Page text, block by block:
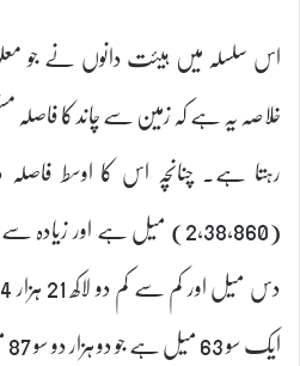
اس سلسلہ میں ہیئت دانوں نے جو
خلاصہ یہ ہے کہ زمین سے چاند کا فاصلہ
رہتا ہے۔ چنانچہ اس کا اوسط فاصلہ
(2,38,860) میل ہے اور